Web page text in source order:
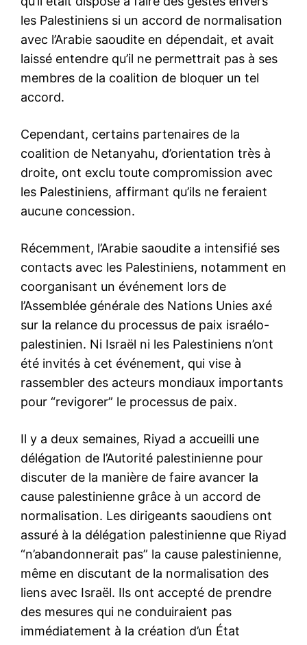
le1.ma
l'intelligence de
l'information
S'ABONNER MAINTENANT
Insight Publications
À propos
Nous contacter
Formules d’abonnement
les Palestiniens si un accord de normalisation
avec l’Arabie saoudite en dépendait, et avait
laissé entendre qu’il ne permettrait pas à ses
membres de la coalition de bloquer un tel
accord.
Cependant, certains partenaires de la
coalition de Netanyahu, d’orientation très à
droite, ont exclu toute compromission avec
les Palestiniens, affirmant qu’ils ne feraient
aucune concession.
Récemment, l’Arabie saoudite a intensifié ses
contacts avec les Palestiniens, notamment en
coorganisant un événement lors de
l’Assemblée générale des Nations Unies axé
sur la relance du processus de paix israélo-
palestinien. Ni Israël ni les Palestiniens n’ont
été invités à cet événement, qui vise à
rassembler des acteurs mondiaux importants
pour “revigorer” le processus de paix.
Il y a deux semaines, Riyad a accueilli une
délégation de l’Autorité palestinienne pour
discuter de la manière de faire avancer la
cause palestinienne grâce à un accord de
normalisation. Les dirigeants saoudiens ont
assuré à la délégation palestinienne que Riyad
“n’abandonnerait pas” la cause palestinienne,
même en discutant de la normalisation des
liens avec Israël. Ils ont accepté de prendre
des mesures qui ne conduiraient pas
immédiatement à la création d’un État